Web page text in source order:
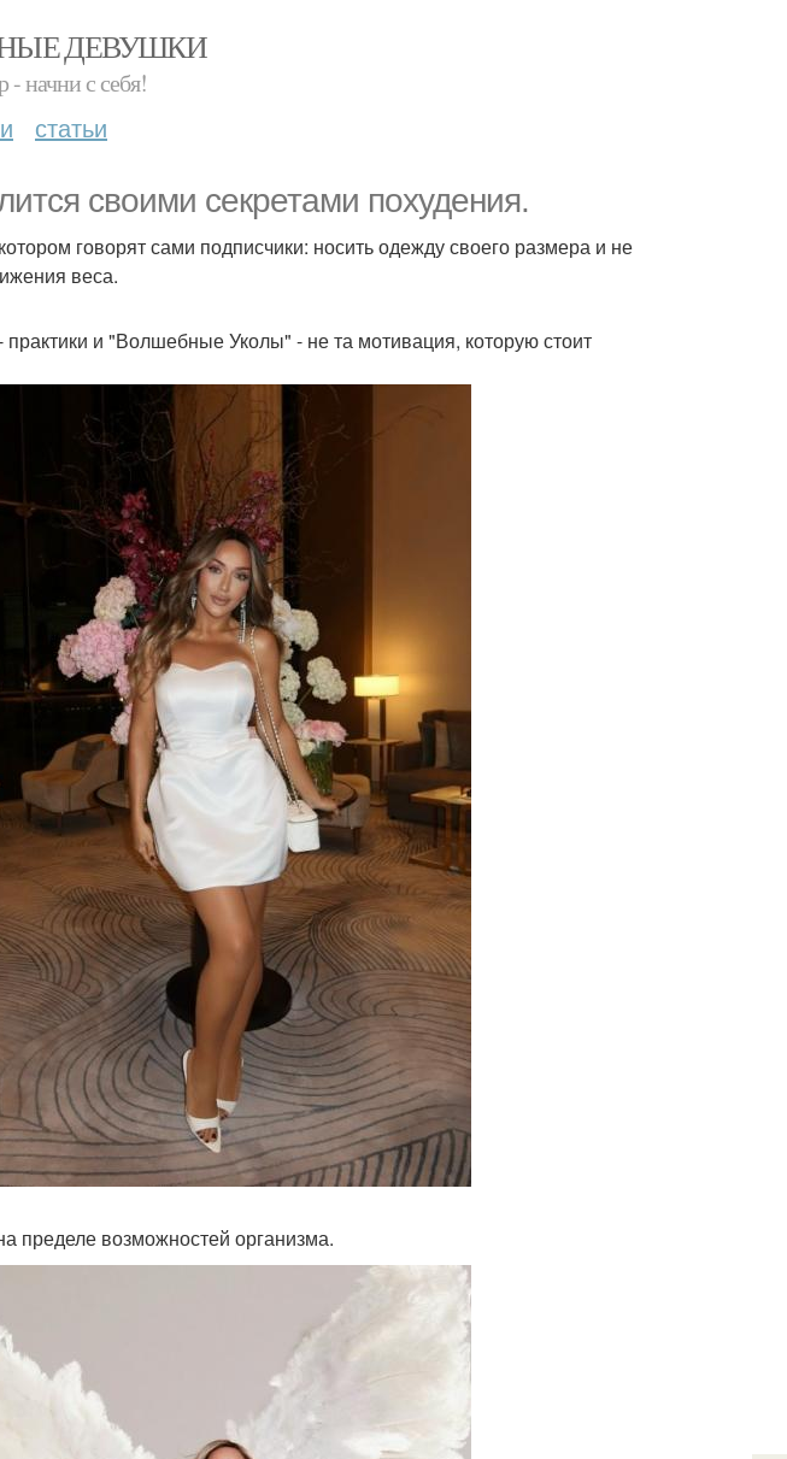
ДЕВУШКИ
начни с себя!
статьи
своими секретами похудения.
говорят сами подписчики: носить одежду своего размера и не
веса.
и "Волшебные Уколы" - не та мотивация, которую стоит
пределе возможностей организма.